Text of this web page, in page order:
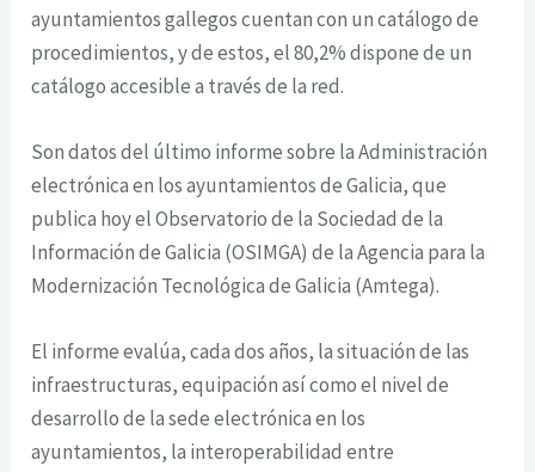
ayuntamientos gallegos cuentan con un catálogo de
procedimientos, y de estos, el 80,2% dispone de un
catálogo accesible a través de la red.
Son datos del último informe sobre la Administración
electrónica en los ayuntamientos de Galicia, que
publica hoy el Observatorio de la Sociedad de la
Información de Galicia (OSIMGA) de la Agencia para la
Modernización Tecnológica de Galicia (Amtega).
El informe evalúa, cada dos años, la situación de las
infraestructuras, equipación así como el nivel de
desarrollo de la sede electrónica en los
ayuntamientos, la interoperabilidad entre